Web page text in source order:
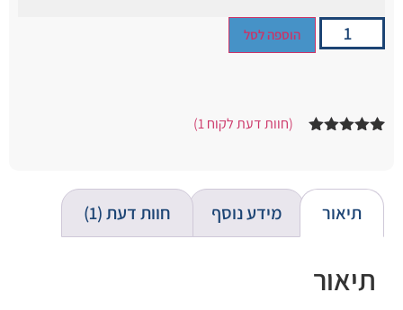
הוספה לסל
דירוגים של
לקוחות
(חוות דעת לקוח1
)
תיאור מידע נוסף חוות דעת (1)
תיאור